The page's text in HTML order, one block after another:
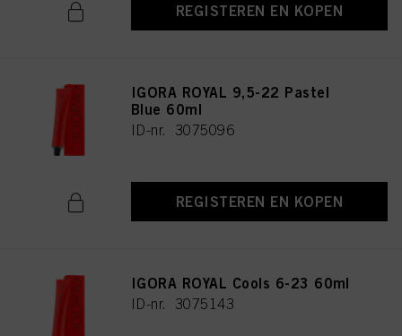
REGISTEREN EN KOPEN
IGORA ROYAL 9,5-22 Pastel
Blue 60ml
ID-nr. 3075096
REGISTEREN EN KOPEN
IGORA ROYAL Cools 6-23 60ml
ID-nr. 3075143